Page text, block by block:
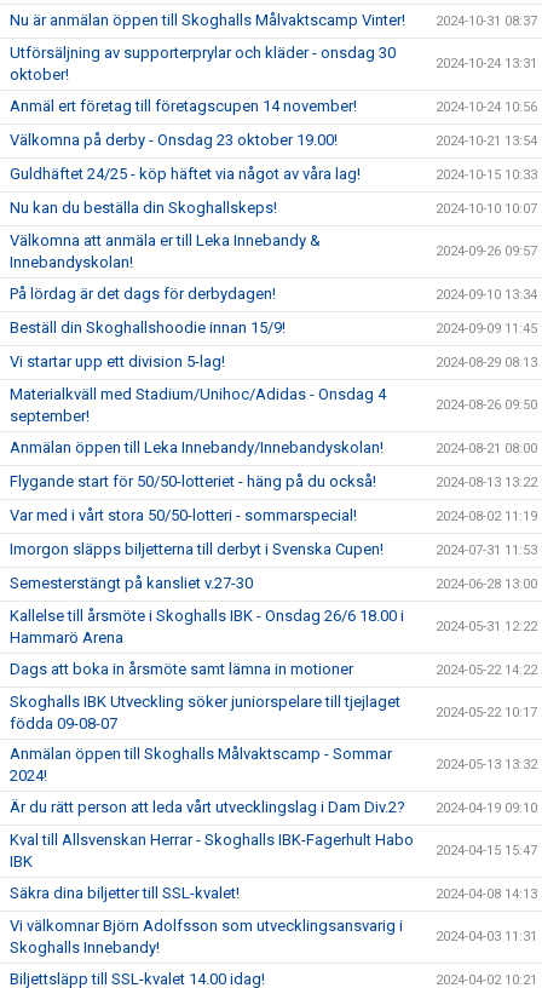
Nu är anmälan öppen till Skoghalls Målvaktscamp Vinter! 2024-10-31 08:37
Utförsäljning av supporterprylar och kläder - onsdag 30
oktober!
2024-10-24 13:31
Anmäl ert företag till företagscupen 14 november! 2024-10-24 10:56
Välkomna på derby - Onsdag 23 oktober 19.00! 2024-10-21 13:54
Guldhäftet 24/25 - köp häftet via något av våra lag! 2024-10-15 10:33
Nu kan du beställa din Skoghallskeps! 2024-10-10 10:07
Välkomna att anmäla er till Leka Innebandy &
Innebandyskolan!
2024-09-26 09:57
På lördag är det dags för derbydagen! 2024-09-10 13:34
Beställ din Skoghallshoodie innan 15/9! 2024-09-09 11:45
Vi startar upp ett division 5-lag! 2024-08-29 08:13
Materialkväll med Stadium/Unihoc/Adidas - Onsdag 4
september!
2024-08-26 09:50
Anmälan öppen till Leka Innebandy/Innebandyskolan! 2024-08-21 08:00
Flygande start för 50/50-lotteriet - häng på du också! 2024-08-13 13:22
Var med i vårt stora 50/50-lotteri - sommarspecial! 2024-08-02 11:19
Imorgon släpps biljetterna till derbyt i Svenska Cupen! 2024-07-31 11:53
Semesterstängt på kansliet v.27-30 2024-06-28 13:00
Kallelse till årsmöte i Skoghalls IBK - Onsdag 26/6 18.00 i
Hammarö Arena
2024-05-31 12:22
Dags att boka in årsmöte samt lämna in motioner 2024-05-22 14:22
Skoghalls IBK Utveckling söker juniorspelare till tjejlaget
födda 09-08-07
2024-05-22 10:17
Anmälan öppen till Skoghalls Målvaktscamp - Sommar
2024!
2024-05-13 13:32
Är du rätt person att leda vårt utvecklingslag i Dam Div.2? 2024-04-19 09:10
Kval till Allsvenskan Herrar - Skoghalls IBK-Fagerhult Habo
IBK
2024-04-15 15:47
Säkra dina biljetter till SSL-kvalet! 2024-04-08 14:13
Vi välkomnar Björn Adolfsson som utvecklingsansvarig i
Skoghalls Innebandy!
2024-04-03 11:31
Biljettsläpp till SSL-kvalet 14.00 idag! 2024-04-02 10:21